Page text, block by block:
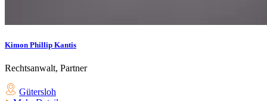
Kimon Phillip Kantis
Rechtsanwalt, Partner
Gütersloh